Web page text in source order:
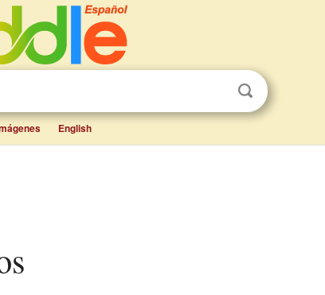
English